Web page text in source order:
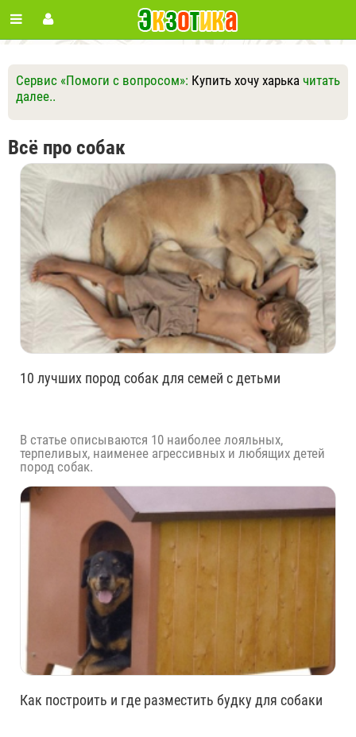
Сервис «Помоги с вопросом»: Купить хочу харька читать
далее..
Ответить Другие вопросы Задать вопрос
Всё про собак
10 лучших пород собак для семей с детьми
В статье описываются 10 наиболее лояльных,
терпеливых, наименее агрессивных и любящих детей
пород собак.
Как построить и где разместить будку для собаки